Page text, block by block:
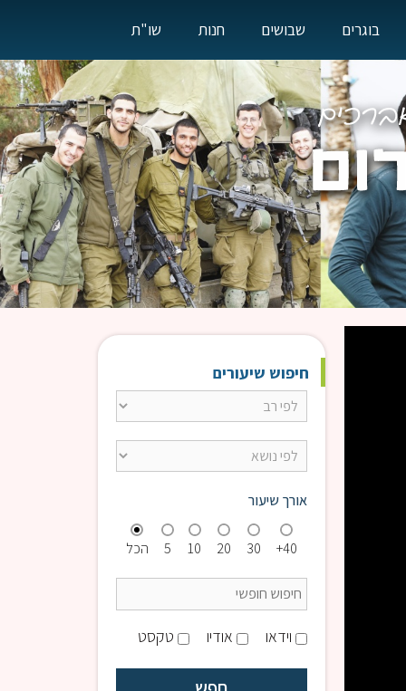
בוגרים שבושים חנות שו"ת
חיפוש שיעורים
אורך שיעור
הכל 5 10 20 30 40+
וידאו אודיו טקסט